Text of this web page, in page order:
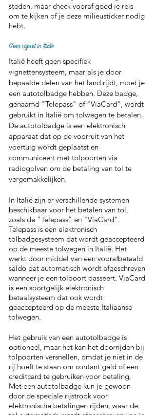
steden, maar check vooraf goed je reis
om te kijken of je deze milieusticker nodig
hebt.
Geen vignet in Italië
Italië heeft geen specifiek
vignettensysteem, maar als je door
bepaalde delen van het land rijdt, moet je
een autotolbadge hebben. Deze badge,
genaamd "Telepass" of "ViaCard", wordt
gebruikt in Italië om tolwegen te betalen.
De autotolbadge is een elektronisch
apparaat dat op de voorruit van het
voertuig wordt geplaatst en
communiceert met tolpoorten via
radiogolven om de betaling van tol te
vergemakkelijken.
In Italië zijn er verschillende systemen
beschikbaar voor het betalen van tol,
zoals de "Telepass" en "ViaCard".
Telepass is een elektronisch
tolbadgesysteem dat wordt geaccepteerd
op de meeste tolwegen in Italië. Het
werkt door middel van een voorafbetaald
saldo dat automatisch wordt afgeschreven
wanneer je een tolpoort passeert. ViaCard
is een soortgelijk elektronisch
betaalsysteem dat ook wordt
geaccepteerd op de meeste Italiaanse
tolwegen.
Het gebruik van een autotolbadge is
optioneel, maar het kan het doorrijden bij
tolpoorten versnellen, omdat je niet in de
rij hoeft te staan om contant geld of een
creditcard te gebruiken voor betaling.
Met een autotolbadge kun je gewoon
door de speciale rijstrook voor
elektronische betalingen rijden, waar de